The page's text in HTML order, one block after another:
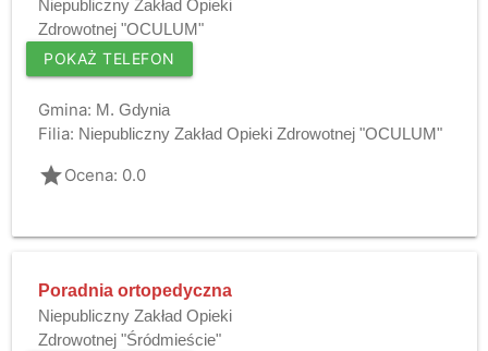
Niepubliczny Zakład Opieki
Zdrowotnej "OCULUM"
POKAŻ TELEFON
Gmina: M. Gdynia
Filia: Niepubliczny Zakład Opieki Zdrowotnej "OCULUM"
gradeOcena: 0.0
Poradnia ortopedyczna
Niepubliczny Zakład Opieki
Zdrowotnej "Śródmieście"